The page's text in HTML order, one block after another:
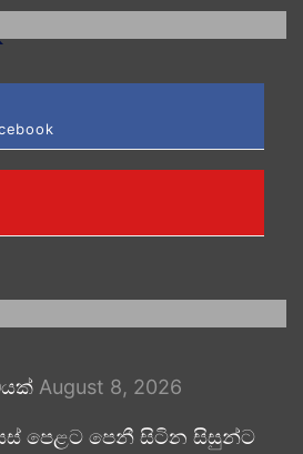
August 8, 2026
පෙළට පෙනී සිටින සිසුන්ට